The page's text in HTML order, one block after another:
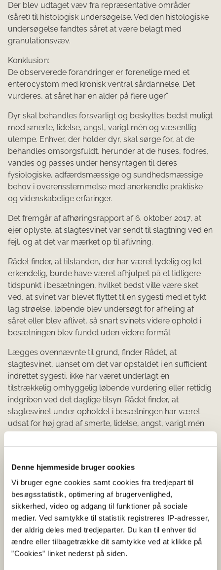
Denne hjemmeside bruger cookies
Vi bruger egne cookies samt cookies fra tredjepart til
besøgsstatistik, optimering af brugervenlighed,
sikkerhed, video og adgang til funktioner på sociale
medier. Ved samtykke til statistik registreres IP-adresser,
der aldrig deles med tredjeparter. Du kan til enhver tid
ændre eller tilbagetrække dit samtykke ved at klikke på
”Cookies” linket nederst på siden.
Der blev udtaget væv fra repræsentative områder
(såret) til histologisk undersøgelse. Ved den histologiske
undersøgelse fandtes såret at være belagt med
granulationsvæv.
Konklusion:
De observerede forandringer er forenelige med et
enterocystom med kronisk ventral sårdannelse. Det
vurderes, at såret har en alder på flere uger.”
Dyr skal behandles forsvarligt og beskyttes bedst muligt
mod smerte, lidelse, angst, varigt mén og væsentlig
ulempe. Enhver, der holder dyr, skal sørge for, at de
behandles omsorgsfuldt, herunder at de huses, fodres,
vandes og passes under hensyntagen til deres
fysiologiske, adfærdsmæssige og sundhedsmæssige
behov i overensstemmelse med anerkendte praktiske
og videnskabelige erfaringer.
Det fremgår af afhøringsrapport af 6. oktober 2017, at
ejer oplyste, at slagtesvinet var sendt til slagtning ved en
fejl, og at det var mærket op til aflivning.
Rådet finder, at tilstanden, der har været tydelig og let
erkendelig, burde have været afhjulpet på et tidligere
tidspunkt i besætningen, hvilket bedst ville være sket
ved, at svinet var blevet flyttet til en sygesti med et tykt
lag strøelse, løbende blev undersøgt for afheling af
såret eller blev aflivet, så snart svinets videre ophold i
besætningen blev fundet uden videre formål.
Lægges ovennævnte til grund, finder Rådet, at
slagtesvinet, uanset om det var opstaldet i en sufficient
indrettet sygesti, ikke har været underlagt en
tilstrækkelig omhyggelig løbende vurdering eller rettidig
indgriben ved det daglige tilsyn. Rådet finder, at
slagtesvinet under opholdet i besætningen har været
udsat for høj grad af smerte, lidelse, angst, varigt mén
behandlet omsorgsfuldt under hensyntagen til dets
Svinet har herved været udsat for groft uforsvarlig
behandling af dyr, jf. dyreværnslovens §§ 1 og 2.
Spørgsmål 2:
I bekræftende fald, finder rådet da, at svinet derved har
været behandlet uforsvarligt eller grovere uforsvarligt?